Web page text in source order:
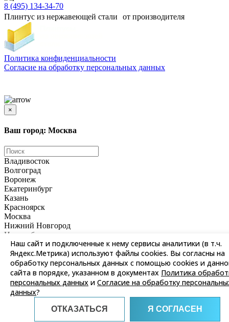
8 (495) 134-34-70
Плинтус из нержавеющей стали от производителя
Политика конфиденциальности
Согласиe на обработку персональных данных
Наш сайт и подключенные к нему сервисы аналитики (в т.ч.
Яндекс.Метрика) используют файлы cookies. Вы согласны на
обработку персональных данных с помощью cookies и
сайта в порядке, указанном в документах Политика
персональных данных и Согласие на обработку
данных?
ОТКАЗАТЬСЯ Я СОГЛАСЕН
×
Ваш город: Москва
Владивосток
Волгоград
Воронеж
Екатеринбург
Казань
Красноярск
Москва
Нижний Новгород
Новосибирск
Омск
Пермь
Ростов-на-Дону
Самара
Санкт-Петербург
Саратов
Уфа